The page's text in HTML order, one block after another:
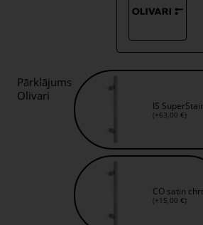
Pārklājums
Olivari
IS
(+63,00 €)
CO satin
(+15,00 €)